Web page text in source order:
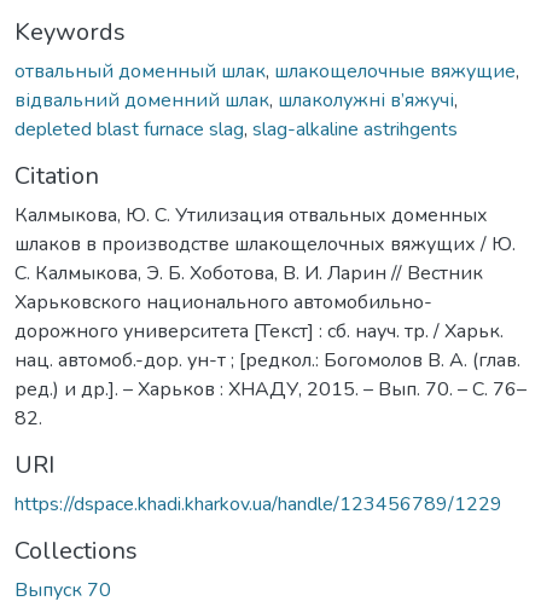
Keywords
отвальный доменный шлак, шлакощелочные вяжущие,
відвальний доменний шлак, шлаколужні в’яжучі,
depleted blast furnace slag, slag-alkaline astrihgents
Citation
Калмыкова, Ю. С. Утилизация отвальных доменных
шлаков в производстве шлакощелочных вяжущих / Ю.
С. Калмыкова, Э. Б. Хоботова, В. И. Ларин // Вестник
Харьковского национального автомобильно-
дорожного университета [Текст] : сб. науч. тр. / Харьк.
нац. автомоб.-дор. ун-т ; [редкол.: Богомолов В. А. (глав.
ред.) и др.]. – Харьков : ХНАДУ, 2015. – Вып. 70. – C. 76–
82.
URI
https://dspace.khadi.kharkov.ua/handle/123456789/1229
Collections
Выпуск 70